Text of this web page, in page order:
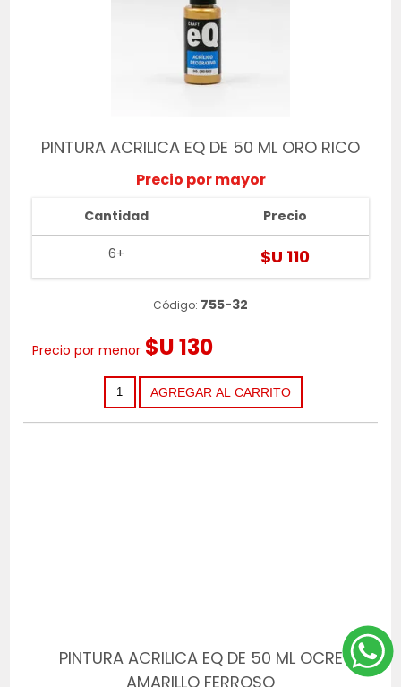
PINTURA ACRILICA EQ DE 50 ML ORO RICO
Precio por mayor
Cantidad
6+
Precio
$U 110
Código: 755-32
Precio por menor $U 130
PINTURA ACRILICA EQ DE 50 ML OCRE
AMARILLO FERROSO